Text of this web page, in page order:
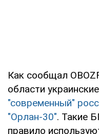
Как сообщал
области
"современный"
"Орлан-30". Такие
правило